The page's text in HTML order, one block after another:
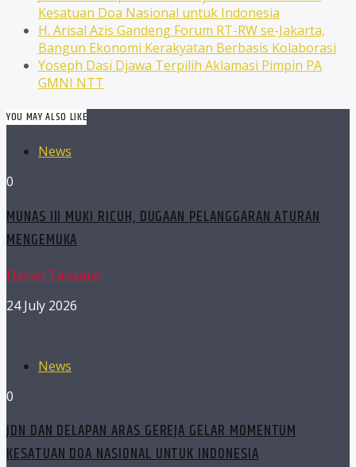
Kesatuan Doa Nasional untuk Indonesia
H. Arisal Azis Gandeng Forum RT-RW se-Jakarta,
Bangun Ekonomi Kerakyatan Berbasis Kolaborasi
Yoseph Dasi Djawa Terpilih Aklamasi Pimpin PA
GMNI NTT
YOU MAY ALSO LIKE
News
0
MUNAS III MUKI RICUH, DUGAAN PELANGGARAN ATURAN
MENGEMUKA
Daniel Tanamal
24 July 2026
News
0
JDN DAN DELAPAN ARAS GEREJA GELAR MOMENTUM
KESATUAN DOA NASIONAL UNTUK INDONESIA